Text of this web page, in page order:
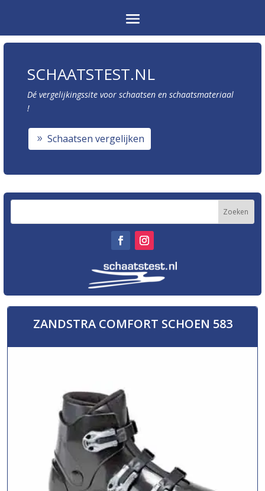
SCHAATSTEST.NL
Dé vergelijkingssite voor schaatsen en schaatsmateriaal
!
Schaatsen vergelijken
ZANDSTRA COMFORT SCHOEN 583